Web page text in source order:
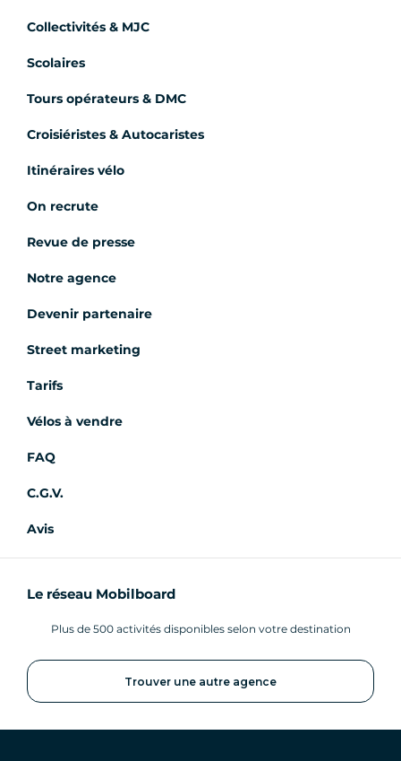
Collectivités & MJC
Scolaires
Tours opérateurs & DMC
Croisiéristes & Autocaristes
Itinéraires vélo
On recrute
Revue de presse
Notre agence
Devenir partenaire
Street marketing
Tarifs
Vélos à vendre
FAQ
C.G.V.
Avis
Le réseau Mobilboard
Plus de 500 activités disponibles selon votre destination
Trouver une autre agence